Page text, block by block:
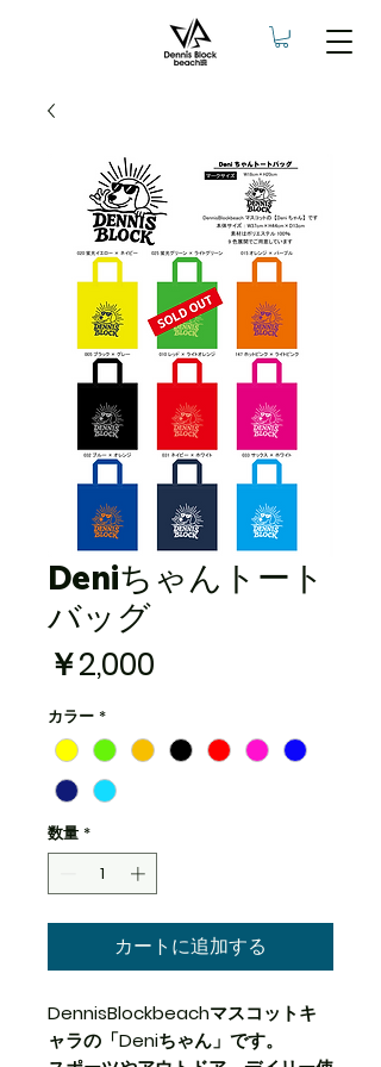
Deniちゃんトート
バッグ
￥2,000
カラー *
数量 *
カートに追加する
DennisBlockbeachマスコットキ
ャラの「Deniちゃん」です。